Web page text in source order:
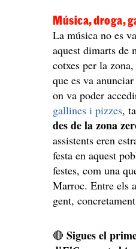
Música, droga,
La música no es
aquest dimarts de
cotxes per la
que es va
on va poder
gallines i pizzes,
des de la zona
assistents eren
festa en aquest
festes, com una
Marroc. Entre els
gent,
🔴Sigues el